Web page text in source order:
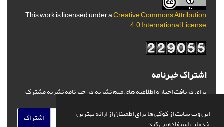
این وب سایت از کوکی ها برای اطمینان از ارائه بهترین
خدمات استفاده می کند.
This work is licensed under aCreative Commons Attribution
4.0 International License
.
اشتراک خبرنامه
برای دریافت اخبار و اطلاعیه های مهم نشریه در خبرنامه نشریه مشترک
اشتراک